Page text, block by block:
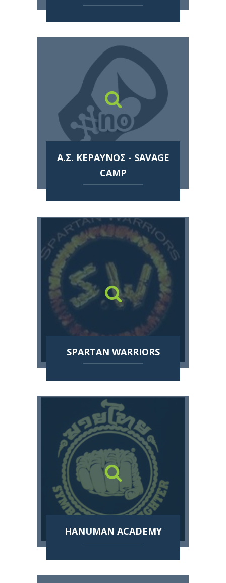
Α.Σ. ΚΕΡΑΥΝΟΣ - SAVAGE
CAMP
SPARTAN WARRIORS
HANUMAN ACADEMY